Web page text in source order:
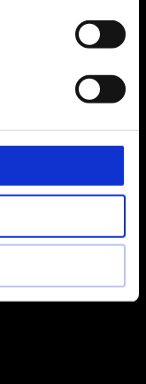
ATH billyftar
för att hjälpa